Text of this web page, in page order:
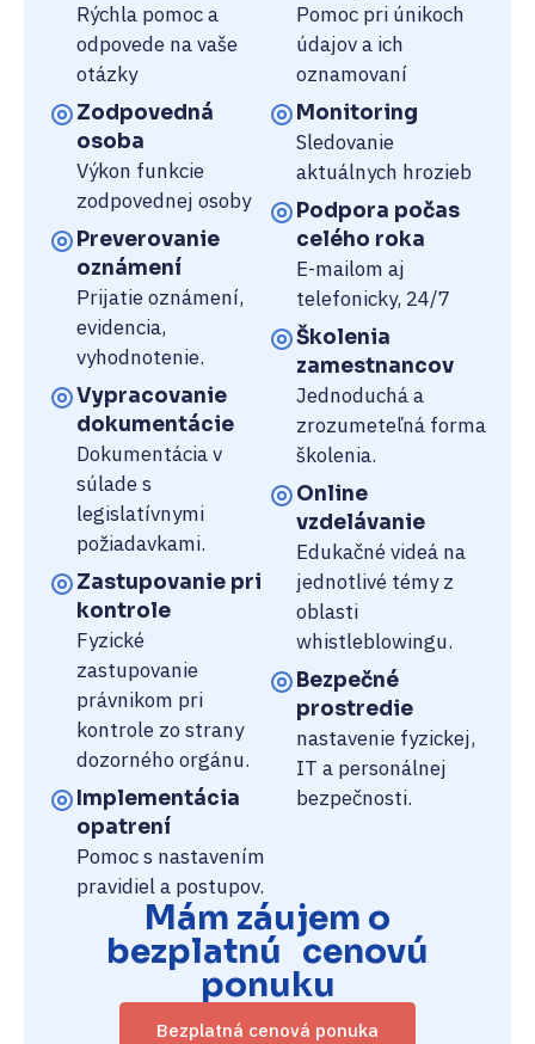
Rýchla pomoc a
odpovede na vaše
otázky
Zodpovedná
osoba
Výkon funkcie
zodpovednej osoby
Preverovanie
oznámení
Prijatie oznámení,
evidencia,
vyhodnotenie.
Vypracovanie
dokumentácie
Dokumentácia v
súlade s
legislatívnymi
požiadavkami.
Zastupovanie pri
kontrole
Fyzické
zastupovanie
právnikom pri
kontrole zo strany
dozorného orgánu.
Implementácia
opatrení
Pomoc s nastavením
pravidiel a postupov.
Pomoc pri únikoch
údajov a ich
oznamovaní
Monitoring
Sledovanie
aktuálnych hrozieb
Podpora počas
celého roka
E-mailom aj
telefonicky, 24/7
Školenia
zamestnancov
Jednoduchá a
zrozumeteľná forma
školenia.
Online
vzdelávanie
Edukačné videá na
jednotlivé témy z
oblasti
whistleblowingu.
Bezpečné
prostredie
nastavenie fyzickej,
IT a personálnej
bezpečnosti.
Mám záujem o
bezplatnú cenovú
ponuku
Bezplatná cenová ponuka